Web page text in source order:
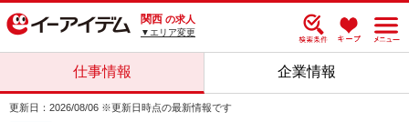
関西 の求人
▼エリア変更
仕事情報 企業情報
更新日：2026/08/06 ※更新日時点の最新情報です